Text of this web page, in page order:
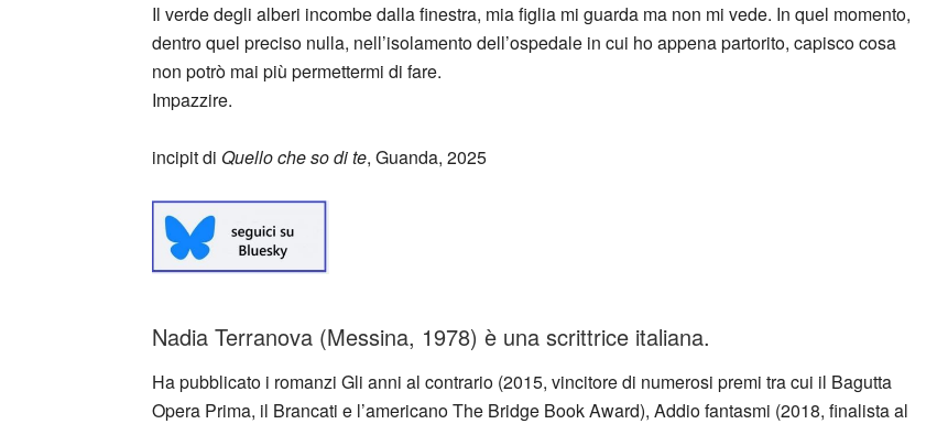
Il verde degli alberi incombe dalla finestra, mia figlia mi guarda ma non mi vede. In quel momento,
dentro quel preciso nulla, nell’isolamento dell’ospedale in cui ho appena partorito, capisco cosa
non potrò mai più permettermi di fare.
Impazzire.
incipit di Quello che so di te, Guanda, 2025
Nadia Terranova (Messina, 1978) è una scrittrice italiana.
Ha pubblicato i romanzi Gli anni al contrario (2015, vincitore di numerosi premi tra cui il Bagutta
Opera Prima, il Brancati e l’americano The Bridge Book Award), Addio fantasmi (2018, finalista al